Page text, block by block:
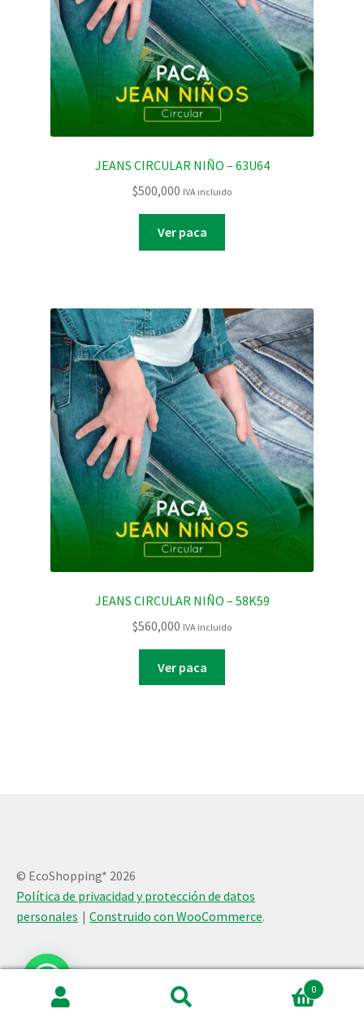
JEANS CIRCULAR NIÑO – 63U64
$500,000 IVA incluido
Ver paca
JEANS CIRCULAR NIÑO – 58K59
$560,000 IVA incluido
Ver paca
© EcoShopping* 2026
Política de privacidad y protección de datos
personales
Construido con WooCommerce.
0